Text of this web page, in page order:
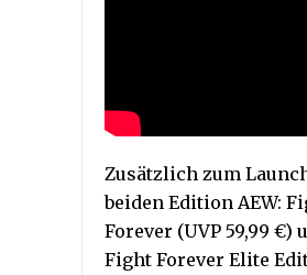
Zusätzlich zum
beiden Edition AEW:
Forever (UVP 59,99 €)
Fight Forever Elite